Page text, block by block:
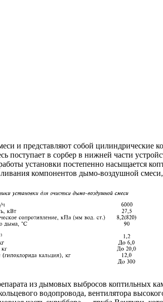
и представляют собой цилиндрические
в сорбер в нижней части
установки постепенно насыщается
компонентов дымо-воздушной
из дымовых выбросов коптильных
водопровода, вентилятора